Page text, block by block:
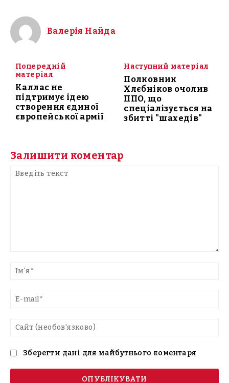
Валерія Найда
Попередній
матеріал
Каллас не
підтримує ідею
створення єдиної
європейської армії
Наступний матеріал
Полковник
Хлєбніков очолив
ППО, що
спеціалізується на
збитті "шахедів"
Залишити коментар
текст
Зберегти дані для майбутнього коментаря